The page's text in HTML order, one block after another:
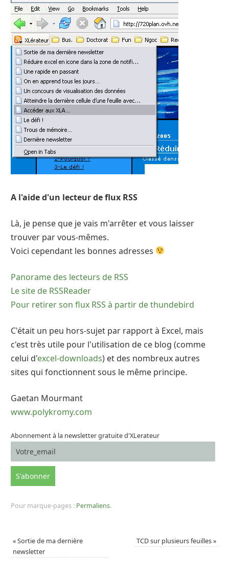
A l'aide d'un lecteur de flux RSS
Là, je pense que je vais m'arrêter et vous laisser
trouver par vous-mêmes.
Voici cependant les bonnes adresses
Panorame des lecteurs de RSS
Le site de RSSReader
Pour retirer son flux RSS à partir de thundebird
C'était un peu hors-sujet par rapport à Excel, mais
c'est très utile pour l'utilisation de ce blog (comme
celui d'excel-downloads) et des nombreux autres
sites qui fonctionnent sous le même principe.
Gaetan Mourmant
www.polykromy.com
Abonnement à la newsletter gratuite d'XLerateur
Pour marque-pages : Permaliens.
«Sortie de ma dernière
newsletter
TCD sur plusieurs feuilles»